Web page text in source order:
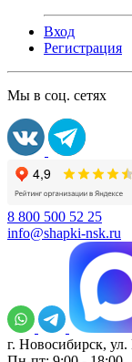
Вход
Регистрация
Мы в соц. сетях
8 800 500 52 25
info@shapki-nsk.ru
г. Новосибирск,